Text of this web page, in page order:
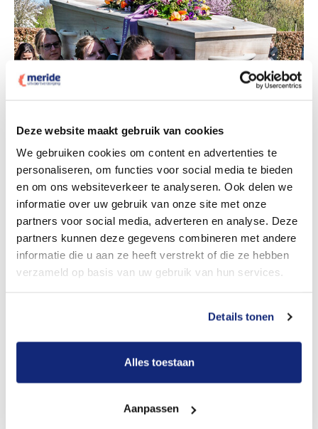
Deze website maakt gebruik van cookies
We gebruiken cookies om content en advertenties te
personaliseren, om functies voor social media te bieden
en om ons websiteverkeer te analyseren. Ook delen we
informatie over uw gebruik van onze site met onze
partners voor social media, adverteren en analyse. Deze
partners kunnen deze gegevens combineren met andere
informatie die u aan ze heeft verstrekt of die ze hebben
verzameld op basis van uw gebruik van hun services.
Details tonen
Alles toestaan
Aanpassen
Bekijk tarieven voor crematie
Een betere uitvaart ervaring voor een betere